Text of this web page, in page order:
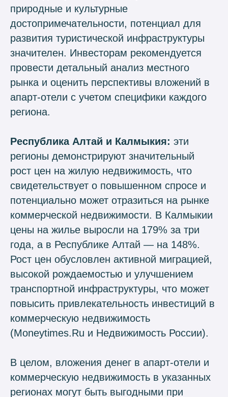
природные и культурные
достопримечательности, потенциал для
развития туристической инфраструктуры
значителен. Инвесторам рекомендуется
провести детальный анализ местного
рынка и оценить перспективы вложений в
апарт-отели с учетом специфики каждого
региона.
Республика Алтай и Калмыкия: эти
регионы демонстрируют значительный
рост цен на жилую недвижимость, что
свидетельствует о повышенном спросе и
потенциально может отразиться на рынке
коммерческой недвижимости. В Калмыкии
цены на жилье выросли на 179% за три
года, а в Республике Алтай — на 148%.
Рост цен обусловлен активной миграцией,
высокой рождаемостью и улучшением
транспортной инфраструктуры, что может
повысить привлекательность инвестиций в
коммерческую недвижимость
(Moneytimes.Ru и Недвижимость России).
В целом, вложения денег в апарт-отели и
коммерческую недвижимость в указанных
регионах могут быть выгодными при